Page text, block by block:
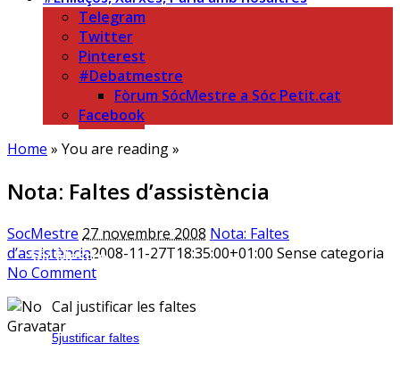
Sóc.Mestre
Telegram
Twitter
Pinterest
#Debatmestre
Fòrum SócMestre a Sóc Petit.cat
Facebook
Home » You are reading »
Nota: Faltes d’assistència
SocMestre 27 novembre 2008 Nota: Faltes
d’assistència2008-11-27T18:35:00+01:00 Sense categoria
No Comment
Cal justificar les faltes
5justificar faltes